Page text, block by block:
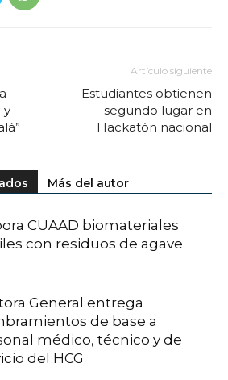
y
Artículo siguiente
Estudiantes obtienen
segundo lugar en
Hackatón nacional
Más del autor
CUAAD biomateriales
con residuos de agave
General entrega
de base a
médico, técnico y de
del HCG